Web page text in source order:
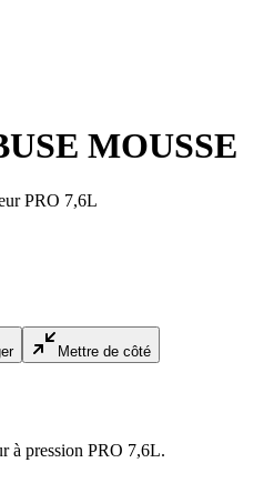
MOUSSE
PRO 7,6L
Mettre de côté
à pression PRO 7,6L.